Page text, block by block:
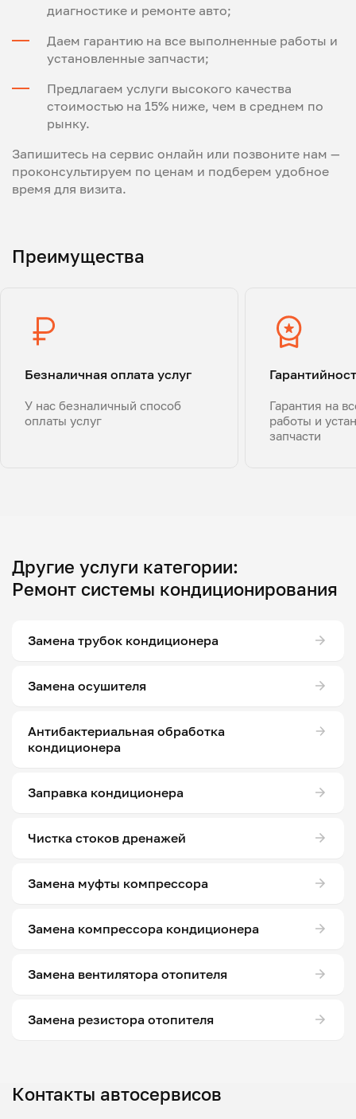
диагностике и ремонте авто;
Даем гарантию на все выполненные работы и
установленные запчасти;
Предлагаем услуги высокого качества
стоимостью на 15% ниже, чем в среднем по
рынку.
Запишитесь на сервис онлайн или позвоните нам —
проконсультируем по ценам и подберем удобное
время для визита.
Преимущества
Безналичная оплата услуг
У нас безналичный способ
оплаты услуг
Гарантия на
работы и
запчасти
Другие услуги категории:
Ремонт системы кондиционирования
Замена трубок кондиционера
Замена осушителя
Антибактериальная обработка
кондиционера
Заправка кондиционера
Чистка стоков дренажей
Замена муфты компрессора
Замена компрессора кондиционера
Замена вентилятора отопителя
Замена резистора отопителя
Контакты автосервисов